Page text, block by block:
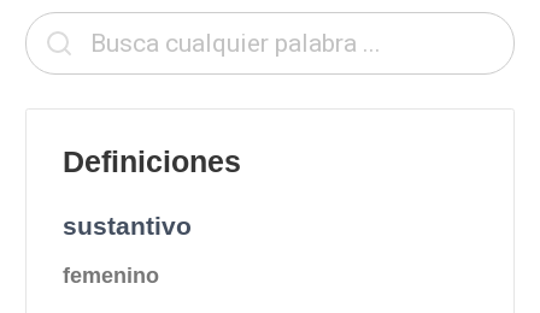
Definiciones
sustantivo
femenino